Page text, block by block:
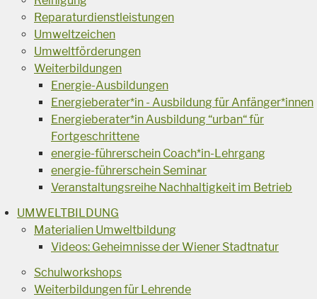
Reparaturdienstleistungen
Umweltzeichen
Umweltförderungen
Weiterbildungen
Energie-Ausbildungen
Energieberater*in - Ausbildung für Anfänger*innen
Energieberater*in Ausbildung “urban“ für
Fortgeschrittene
energie-führerschein Coach*in-Lehrgang
energie-führerschein Seminar
Veranstaltungsreihe Nachhaltigkeit im Betrieb
UMWELTBILDUNG
Materialien Umweltbildung
Videos: Geheimnisse der Wiener Stadtnatur
Schulworkshops
Weiterbildungen für Lehrende